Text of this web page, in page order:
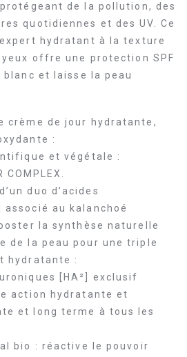
de la pollution, des
quotidiennes et des UV. Ce
hydratant à la texture
offre une protection SPF
et laisse la peau
crème de jour hydratante,
:
et végétale :
COMPLEX.
duo d’acides
associé au kalanchoé
la synthèse naturelle
de la peau pour une triple
hydratante :
[HA²] exclusif
action hydratante et
et long terme à tous les
bio : réactive le pouvoir